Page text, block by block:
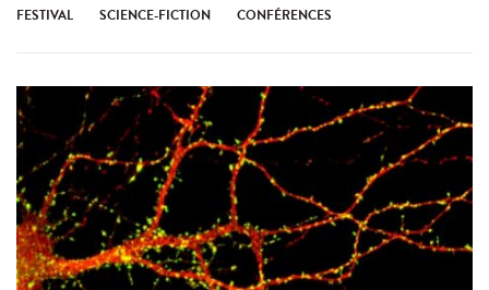
FESTIVAL SCIENCE-FICTION CONFÉRENCES